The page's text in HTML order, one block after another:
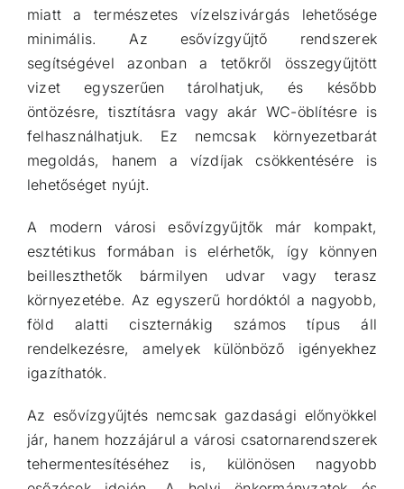
miatt a természetes vízelszivárgás lehetősége
minimális. Az esővízgyűjtő rendszerek
segítségével azonban a tetőkről összegyűjtött
vizet egyszerűen tárolhatjuk, és később
öntözésre, tisztításra vagy akár WC-öblítésre is
felhasználhatjuk. Ez nemcsak környezetbarát
megoldás, hanem a vízdíjak csökkentésére is
lehetőséget nyújt.
A modern városi esővízgyűjtők már kompakt,
esztétikus formában is elérhetők, így könnyen
beilleszthetők bármilyen udvar vagy terasz
környezetébe. Az egyszerű hordóktól a nagyobb,
föld alatti ciszternákig számos típus áll
rendelkezésre, amelyek különböző igényekhez
igazíthatók.
Az esővízgyűjtés nemcsak gazdasági előnyökkel
jár, hanem hozzájárul a városi csatornarendszerek
tehermentesítéséhez is, különösen nagyobb